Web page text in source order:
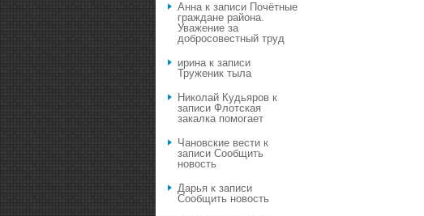
Аннак записи Почётные
граждане района.
Уважение за
добросовестный труд
иринак записи
Труженик тыла
Николай Кудьяров к
записи Флотская
закалка помогает
Чановские вести к
записи Сообщить
новость
Дарья к записи
Сообщить новость